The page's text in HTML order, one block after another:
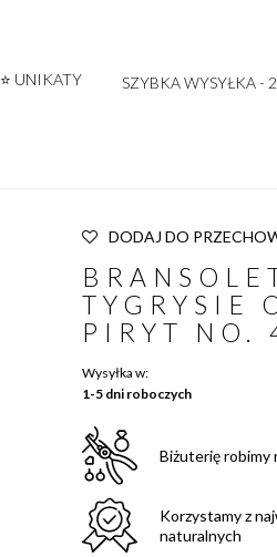
⭐ UNIKATY SZYBKA WYSYŁKA -
DODAJ DO
TYGRYSIE
PIRYT NO.
Wysyłka w:
1-5 dni roboczych
Biżuterię robimy
Korzystamy z
naturalnych